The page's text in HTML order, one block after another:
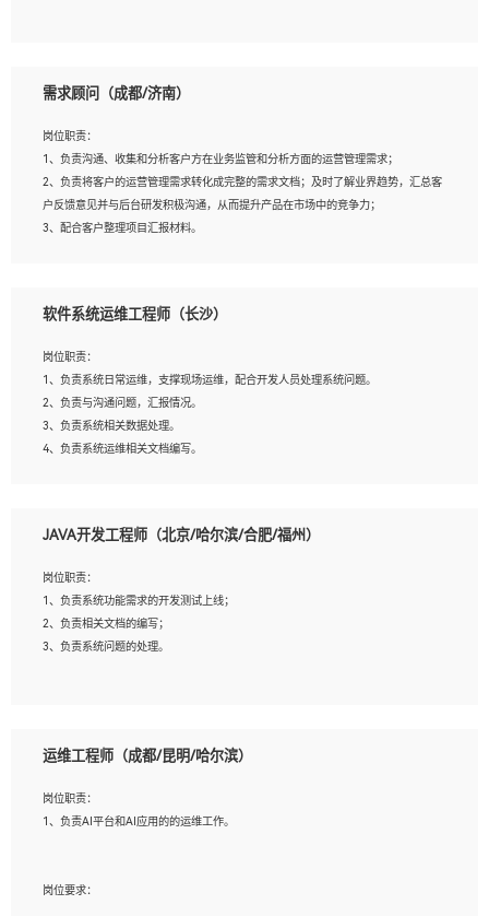
2、2年以上图像处理开发经验，熟悉python和spark开发；
深度学习系统环境；
4、熟悉OPENCV、HALCON等常用图像处理软件，熟练进行图像处理；
5、熟悉主流的分类算法、聚类算法和关联分析算法原理，能熟练使用神经网络算法
的进行业务建模；
6、对OCR领域有深入的研究，熟悉模型调参，压缩和整型化方法；
需求顾问（成都/济南）
岗位职责：
1、负责沟通、收集和分析客户方在业务监管和分析方面的运营管理需求；
2、负责将客户的运营管理需求转化成完整的需求文档；及时了解业界趋势，汇总客
户反馈意见并与后台研发积极沟通，从而提升产品在市场中的竞争力；
3、配合客户整理项目汇报材料。
1、3年以上运营或解决方案的工作经验。
征，可独立提出完整的优化方案,并推动方案执行达成结果；熟练使用PPT、
WORD、EXCEL等办公软件；
3、深入理解公司各项AI产品和技术信息；具有较强的文档编写能力，能独立撰写
PPT、方案建议书等，面试时需携带个人制作的专业PPT文件进行展示。
软件系统运维工程师（长沙）
岗位职责：
1、负责系统日常运维，支撑现场运维，配合开发人员处理系统问题。
2、负责与沟通问题，汇报情况。
3、负责系统相关数据处理。
4、负责系统运维相关文档编写。
岗位要求：
2、精通linux命令。
3、熟悉oracle、mysql 数据库。
4、善于沟通，具有良好的团队合作精神和协作能力。
5、必须有实际的生产环境系统维护经验。
JAVA开发工程师（北京/哈尔滨/合肥/福州）
岗位职责：
1、负责系统功能需求的开发测试上线；
2、负责相关文档的编写；
3、负责系统问题的处理。
2、熟悉linux命令；
4、熟练使用oracle、mysql进行开发；
5、熟悉流程开发如使用activiti；
运维工程师（成都/昆明/哈尔滨）
岗位职责：
1、负责AI平台和AI应用的的运维工作。
岗位要求：